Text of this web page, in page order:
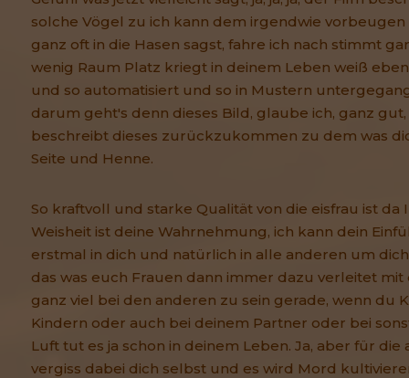
solche Vögel zu ich kann dem irgendwie vorbeugen
ganz oft in die Hasen sagst, fahre ich nach stimmt
wenig Raum Platz kriegt in deinem Leben weiß
und so automatisiert und so in Mustern
darum geht's denn dieses Bild, glaube ich, ganz
beschreibt dieses zurückzukommen zu dem was
Seite und Henne.
So kraftvoll und starke Qualität von die eisfrau ist da
Weisheit ist deine Wahrnehmung, ich kann dein
erstmal in dich und natürlich in alle anderen um
das was euch Frauen dann immer dazu verleitet
ganz viel bei den anderen zu sein gerade, wenn du
Kindern oder auch bei deinem Partner oder bei
Luft tut es ja schon in deinem Leben. Ja, aber für
vergiss dabei dich selbst und es wird Mord